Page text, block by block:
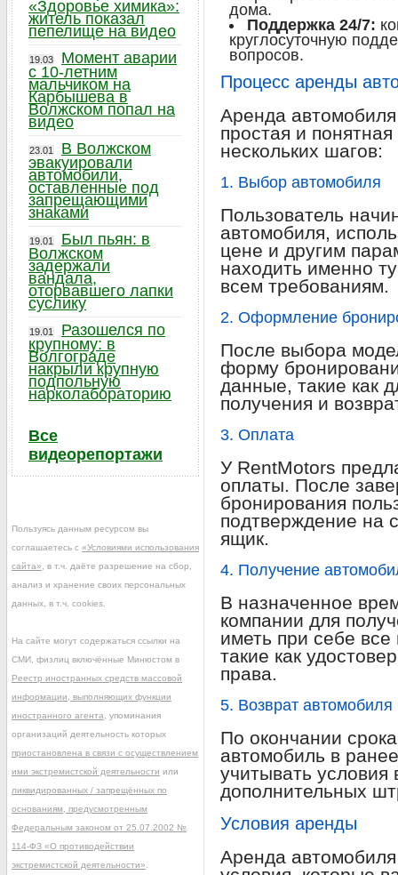
дома.
Поддержка 24/7:
круглосуточную
вопросов.
Процесс аренды
Аренда
простая и
нескольких шагов:
1. Выбор автомобиля
Пользователь
автомобиля,
цене и другим
находить именно
всем требованиям.
2. Оформление
После выбора
форму
данные, такие как
получения и
3. Оплата
У RentMotors
оплаты. После
бронирования
подтверждение на
ящик.
4. Получение
В назначенное
компании для
иметь при себе
такие как
права.
5. Возврат автомобиля
По окончании
автомобиль в
учитывать условия
дополнительных
Условия аренды
Аренда
«Здоровье химика»:
житель показал
пепелище на видео
19.03
Момент аварии
с 10-летним
мальчиком на
Карбышева в
Волжском попал на
видео
23.01
В Волжском
эвакуировали
автомобили,
оставленные под
запрещающими
знаками
19.01
Был пьян: в
Волжском
задержали
вандала,
оторвавшего лапки
суслику
19.01
Разошелся по
крупному: в
Волгограде
накрыли крупную
подпольную
нарколабораторию
Все
видеорепортажи
Пользуясь данным ресурсом вы
соглашаетесь с «Условиями использования
сайта» , в т.ч. даёте разрешение на сбор,
анализ и хранение своих персональных
данных, в т.ч. cookies.
На сайте могут содержаться ссылки на
СМИ, физлиц включённые Минюстом в
Реестр иностранных средств массовой
информации, выполняющих функции
иностранного агента , упоминания
организаций деятельность которых
приостановлена в связи с осуществлением
ими экстремистской деятельности или
ликвидированных / запрещённых по
основаниям, предусмотренным
Федеральным законом от 25.07.2002 №
114-ФЗ «О противодействии
экстремистской деятельности»